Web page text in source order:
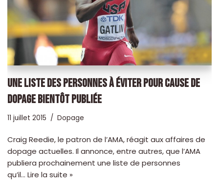
UNE LISTE DES PERSONNES À ÉVITER POUR CAUSE DE
DOPAGE BIENTÔT PUBLIÉE
11 juillet 2015 Dopage
Craig Reedie, le patron de l’AMA, réagit aux affaires de
dopage actuelles. Il annonce, entre autres, que l’AMA
publiera prochainement une liste de personnes
qu’il… Lire la suite »